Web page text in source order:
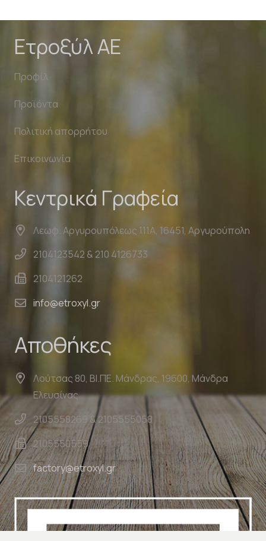
Ετροξύλ ΑΕ
Προφίλ
Προϊόντα
Πολιτική απορρήτου
Επικοινωνία
Κεντρικά Γραφεία
Λεωφ. Αργυρουπόλεως 111Α, 16451, Αργυρούπολη
2104123542 & 210 4126733
2104121262
info@etroxyl.gr
Αποθήκες
Λούτσας 80, ΒΙ.ΠΕ. Μάνδρας, 19600, Μάνδρα
Ελευσίνας
2105558269 & 2105555058
2105550559
factory@etroxyl.gr